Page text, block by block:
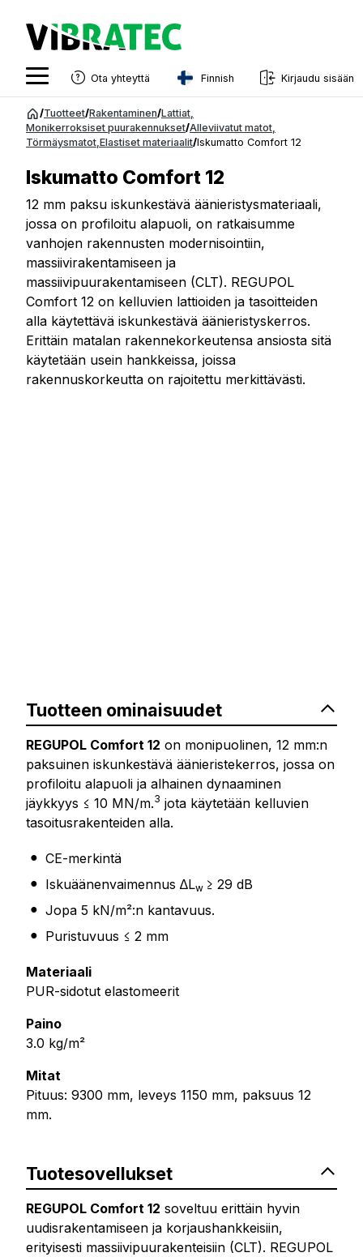
Siirry
sisältöön
Ota yhteyttä Finnish
Swedish
French
Estonian
Danish
Kirjaudu sisään
/Tuotteet/Rakentaminen/Lattiat
Monikerroksiset puurakennukset/Alleviivatut matot
Törmäysmatot Elastiset materiaalit/Iskumatto Comfort 12
Iskumatto Comfort 12
12 mm paksu iskunkestävä äänieristysmateriaali,
jossa on profiloitu alapuoli, on ratkaisumme
vanhojen rakennusten modernisointiin,
massiivirakentamiseen ja
massiivipuurakentamiseen (CLT). REGUPOL
Comfort 12 on kelluvien lattioiden ja tasoitteiden
alla käytettävä iskunkestävä äänieristyskerros.
Erittäin matalan rakennekorkeutensa ansiosta sitä
käytetään usein hankkeissa, joissa
rakennuskorkeutta on rajoitettu merkittävästi.
Tuotteen ominaisuudet
REGUPOL Comfort 12 on monipuolinen, 12 mm:n
paksuinen iskunkestävä äänieristekerros, jossa on
profiloitu alapuoli ja alhainen dynaaminen
jäykkyys ≤ 10 MN/m.3 jota käytetään kelluvien
tasoitusrakenteiden alla.
CE-merkintä
Iskuäänenvaimennus ∆Lw ≥ 29 dB
Jopa 5 kN/m²:n kantavuus.
Puristuvuus ≤ 2 mm
Materiaali
PUR-sidotut elastomeerit
Paino
3.0 kg/m²
Mitat
Pituus: 9300 mm, leveys 1150 mm, paksuus 12
mm.
Tuotesovellukset
REGUPOL Comfort 12 soveltuu erittäin hyvin
uudisrakentamiseen ja korjaushankkeisiin,
erityisesti massiivipuurakenteisiin (CLT). REGUPOL